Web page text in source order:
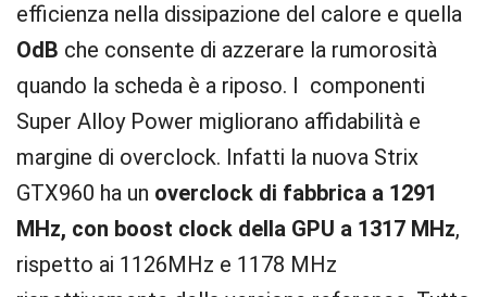
efficienza nella dissipazione del calore e quella
OdB che consente di azzerare la rumorosità
quando la scheda è a riposo. I componenti
Super Alloy Power migliorano affidabilità e
margine di overclock. Infatti la nuova Strix
GTX960 ha un overclock di fabbrica a 1291
MHz, con boost clock della GPU a 1317 MHz,
rispetto ai 1126MHz e 1178 MHz